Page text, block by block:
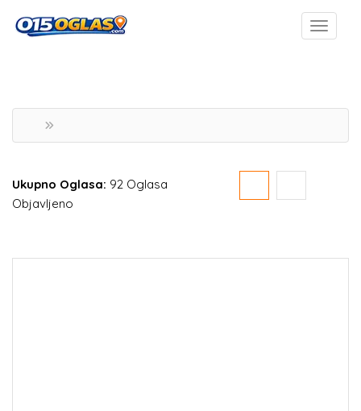
Ukupno Oglasa: 92 Oglasa
Objavljeno